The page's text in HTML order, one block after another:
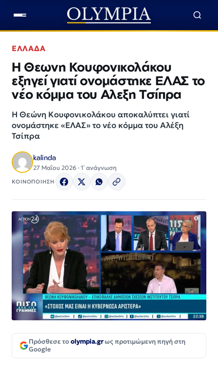
ΕΛΛΑΔΑ
Η Θεωνη Κουφονικολάκου
εξηγεί γιατί ονομάστηκε ΕΛΑΣ το
νέο κόμμα του Αλεξη Τσίπρα
Η Θεώνη Κουφονικολάκου αποκαλύπτει γιατί
ονομάστηκε «ΕΛΑΣ» το νέο κόμμα του Αλέξη
Τσίπρα
kalinda
27 Μαΐου 2026 · 1΄ ανάγνωση
ΚΟΙΝΟΠΟΙΗΣΗ
Πρόσθεσε τοolympia.grως προτιμώμενη πηγή στη
Google